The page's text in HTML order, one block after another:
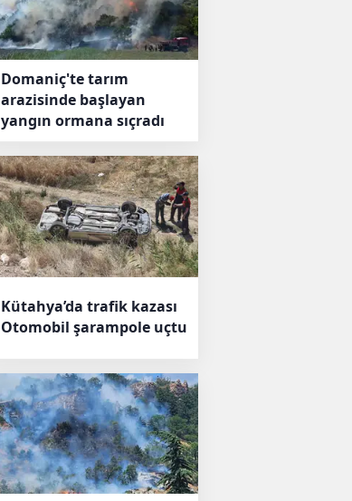
Domaniç'te tarım
arazisinde başlayan
yangın ormana sıçradı
Kütahya’da trafik kazası
Otomobil şarampole uçtu